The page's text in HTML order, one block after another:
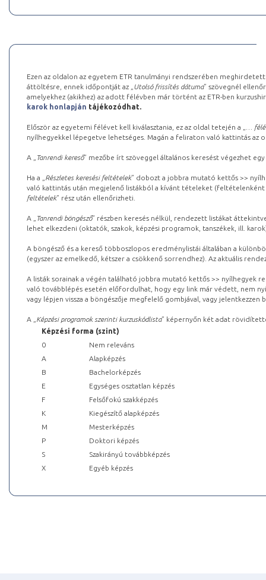
Ezen az oldalon az egyetem ETR tanulmányi rendszerében
áttöltésre, ennek időpontját az „ Utolsó frissítés dátuma” szövegnél
amelyekhez (akikhez) az adott félévben már történt az ETR-ben
karok honlapján tájékozódhat.
Először az egyetemi félévet kell kiválasztania, ez az oldal tetején a „
…
nyílhegyekkel lépegetve lehetséges. Magán a feliraton való kattintás az
A „ Tanrendi kereső” mezőbe írt szöveggel általános keresést végezhet
Ha a „ Részletes keresési feltételek” dobozt a jobbra mutató kettős >>
való kattintás után megjelenő listákból a kívánt tételeket (feltételenként
feltételek” rész után ellenőrizheti.
A „ Tanrendi böngésző” részben keresés nélkül, rendezett listákat
lehet elkezdeni (oktatók, szakok, képzési programok, tanszékek, ill.
A böngésző és a kereső többoszlopos eredménylistái általában a
(egyszer az emelkedő, kétszer a csökkenő sorrendhez). Az aktuális
A listák sorainak a végén található jobbra mutató kettős >> nyílhegyek
való továbblépés esetén előfordulhat, hogy egy link már védett, nem
vagy lépjen vissza a böngészője megfelelő gombjával, vagy
A „ Képzési programok szerinti kurzuskódlista” képernyőn két adat
Képzési forma (szint)
0
Nem releváns
A
Alapképzés
B
Bachelorképzés
E
Egységes osztatlan képzés
F
Felsőfokú szakképzés
K
Kiegészítő alapképzés
M
Mesterképzés
P
Doktori képzés
S
Szakirányú továbbképzés
X
Egyéb képzés